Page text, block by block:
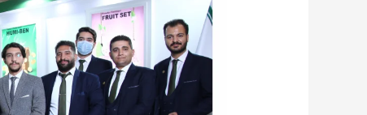
حضور
شرکت
نوبهاران
سپاهان